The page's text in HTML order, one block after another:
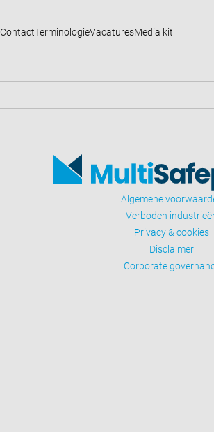
ContactTerminologieVacaturesMedia kit
Algemene
Verboden
Privacy & cookies
Disclaimer
Corporate